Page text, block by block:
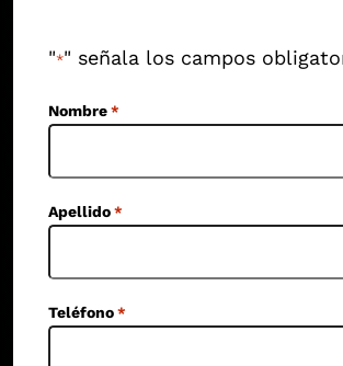
"*" señala los campos
Nombre *
Apellido *
Teléfono *